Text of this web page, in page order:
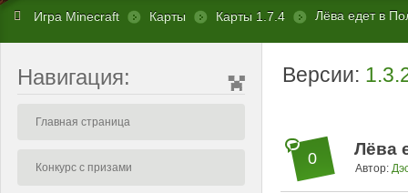
Игра Minecraft Карты Карты 1.7.4 Лёва едет в
Навигация:
Главная страница
Конкурс с призами
Версии:
0 Лёва
Автор: